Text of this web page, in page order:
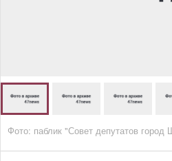
Фото: паблик "Совет депутатов